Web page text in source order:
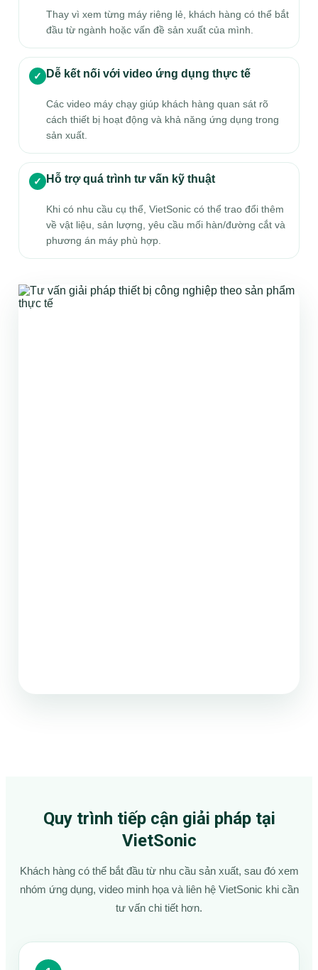
Thay vì xem từng máy riêng lẻ, khách hàng có thể bắt
đầu từ ngành hoặc vấn đề sản xuất của mình.
✓ Dễ kết nối với video ứng dụng thực tế
Các video máy chạy giúp khách hàng quan sát rõ
cách thiết bị hoạt động và khả năng ứng dụng trong
sản xuất.
✓ Hỗ trợ quá trình tư vấn kỹ thuật
Khi có nhu cầu cụ thể, VietSonic có thể trao đổi thêm
về vật liệu, sản lượng, yêu cầu mối hàn/đường cắt và
phương án máy phù hợp.
Quy trình tiếp cận giải pháp tại
VietSonic
Khách hàng có thể bắt đầu từ nhu cầu sản xuất, sau đó xem
nhóm ứng dụng, video minh họa và liên hệ VietSonic khi cần
tư vấn chi tiết hơn.